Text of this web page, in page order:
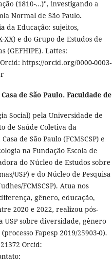
(1810-...)", investigando a
Normal de São Paulo.
da Educação: sujeitos,
XX) e do Grupo de Estudos de
(GEFHIPE). Lattes:
https://orcid.org/0000-0003-
de São Paulo. Faculdade de
Social) pela Universidade de
de Saúde Coletiva da
de São Paulo (FCMSCSP) e
na Fundação Escola de
do Núcleo de Estudos sobre
USP) e do Núcleo de Pesquisa
FCMSCSP). Atua nos
gênero, educação,
2020 e 2022, realizou pós-
USP sobre diversidade, gênero
Fapesp 2019/25903-0).
Orcid: